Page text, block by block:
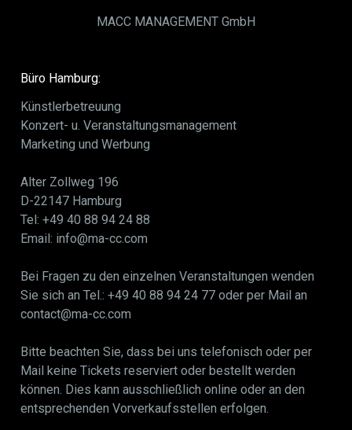
MACC MANAGEMENT GmbH
Büro Hamburg:
Künstlerbetreuung
Konzert- u. Veranstaltungsmanagement
Marketing und Werbung
Alter Zollweg 196
D-22147 Hamburg
Tel: +49 40 88 94 24 88
Email: info@ma-cc.com
Bei Fragen zu den einzelnen Veranstaltungen wenden
Sie sich an Tel.: +49 40 88 94 24 77 oder per Mail an
contact@ma-cc.com
Bitte beachten Sie, dass bei uns telefonisch oder per
Mail keine Tickets reserviert oder bestellt werden
können. Dies kann ausschließlich online oder an den
entsprechenden Vorverkaufsstellen erfolgen.